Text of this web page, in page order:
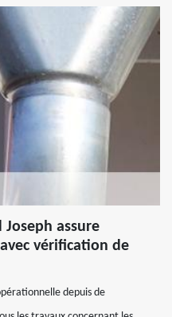
assure
vérification de
depuis de